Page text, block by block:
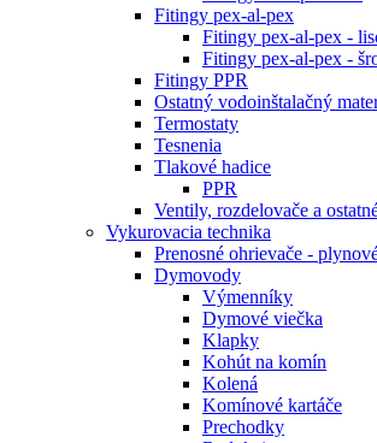
Fitingy pex-al-pex
Fitingy pex-al-pex -
Fitingy pex-al-pex -
Fitingy PPR
Ostatný vodoinštalačný
Termostaty
Tesnenia
Tlakové hadice
PPR
Ventily, rozdelovače a
Vykurovacia technika
Prenosné ohrievače -
Dymovody
Výmenníky
Dymové viečka
Klapky
Kohút na komín
Kolená
Komínové kartáče
Prechodky